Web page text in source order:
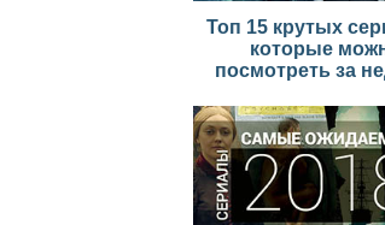
Топ 15 крутых
которые
посмотреть за